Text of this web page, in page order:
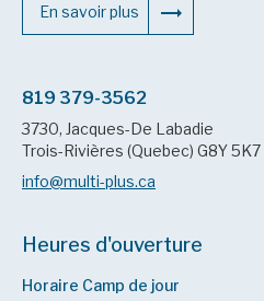
En savoir plus
819 379-3562
3730, Jacques-De Labadie
Trois-Rivières (Quebec) G8Y 5K7
info@multi-plus.ca
Heures d'ouverture
Horaire Camp de jour